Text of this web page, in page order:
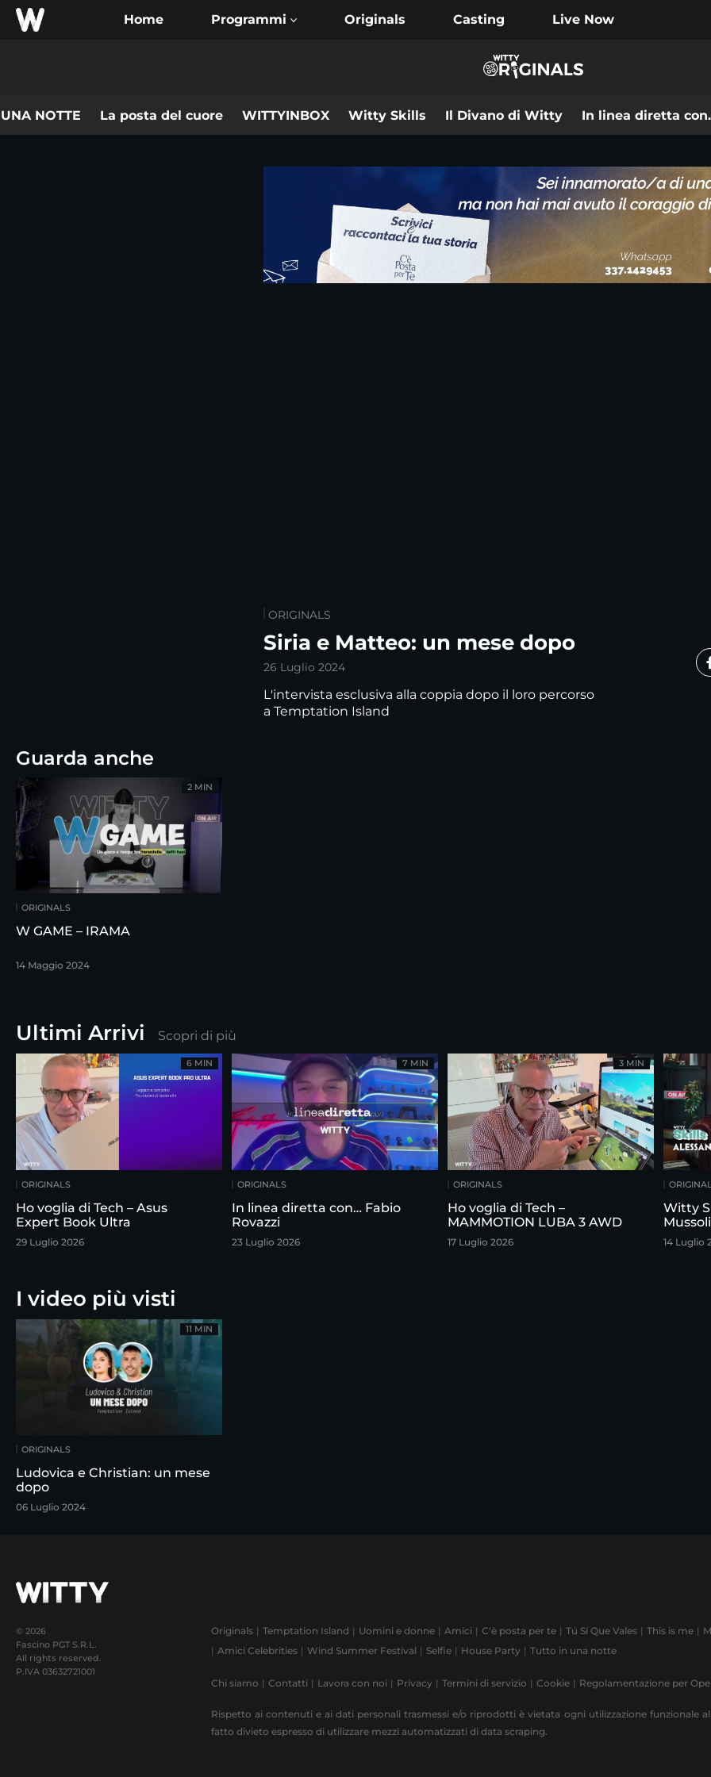
Home Originals Casting Live Now
NOTTE La posta del cuore WITTYINBOX Witty Skills Il Divano di Witty In linea diretta
ORIGINALS
Siria e Matteo: un mese dopo
26 Luglio 2024
L'intervista esclusiva alla coppia dopo il loro percorso
a Temptation Island
Guarda anche
ORIGINALS
W GAME – IRAMA
14 Maggio 2024
2 MIN
Ultimi Arrivi Scopri di più
ORIGINALS
Ho voglia di Tech – Asus
Expert Book Ultra
29 Luglio 2026
6 MIN
ORIGINALS
In linea diretta con… Fabio
Rovazzi
23 Luglio 2026
7 MIN
ORIGINALS
Ho voglia di Tech –
MAMMOTION LUBA 3 AWD
17 Luglio 2026
3 MIN
Witty
14 Luglio
I video più visti
ORIGINALS
Ludovica e Christian: un mese
dopo
06 Luglio 2024
11 MIN
© 2026
Fascino PGT S.R.L.
All rights reserved.
P.IVA 03632721001
Originals Temptation Island Uomini e donne Amici C'è posta per te Tú Sí Que Vales This is me
Amici Celebrities
Wind Summer Festival Selfie House Party Tutto in una notte
Chi siamo Contatti Lavora con noi Privacy Termini di servizio Cookie Regolamentazione per
Rispetto ai contenuti e ai dati personali trasmessi e/o riprodotti è vietata ogni utilizzazione funzionale
fatto divieto espresso di utilizzare mezzi automatizzati di data scraping.